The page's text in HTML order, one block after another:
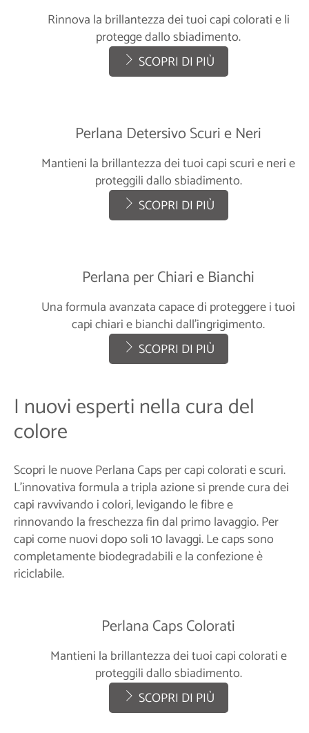
Rinnova la brillantezza dei tuoi capi colorati e li
protegge dallo sbiadimento.
SCOPRI DI PIÙ
Perlana Detersivo Scuri e Neri
Mantieni la brillantezza dei tuoi capi scuri e neri e
proteggili dallo sbiadimento.
SCOPRI DI PIÙ
Perlana per Chiari e Bianchi
Una formula avanzata capace di proteggere i tuoi
capi chiari e bianchi dall'ingrigimento.
SCOPRI DI PIÙ
I nuovi esperti nella cura del
colore
Scopri le nuove Perlana Caps per capi colorati e scuri.
L'innovativa formula a tripla azione si prende cura dei
capi ravvivando i colori, levigando le fibre e
rinnovando la freschezza fin dal primo lavaggio. Per
capi come nuovi dopo soli 10 lavaggi. Le caps sono
completamente biodegradabili e la confezione è
riciclabile.
Perlana Caps Colorati
Mantieni la brillantezza dei tuoi capi colorati e
proteggili dallo sbiadimento.
SCOPRI DI PIÙ